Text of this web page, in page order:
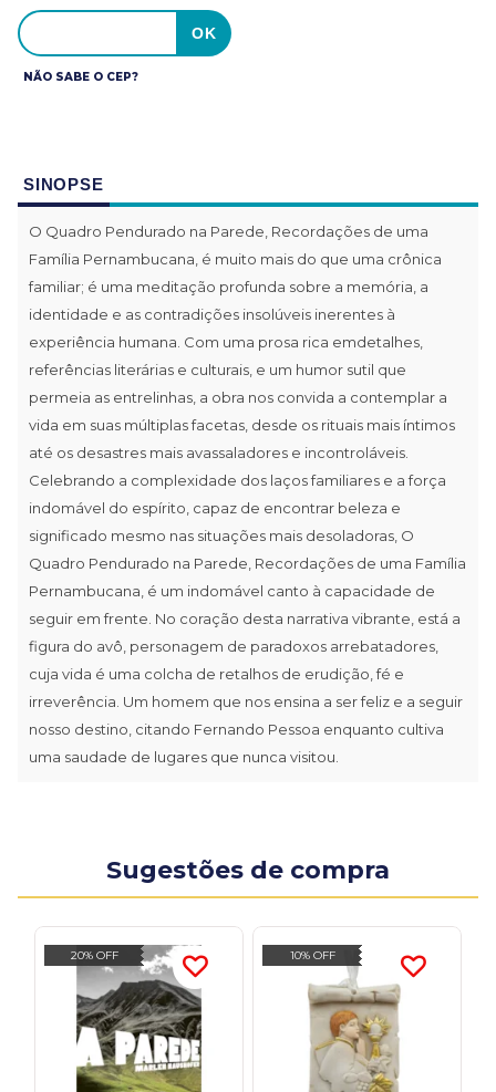
NÃO SABE O CEP?
SINOPSE
O Quadro Pendurado na Parede, Recordações de uma
Família Pernambucana, é muito mais do que uma crônica
familiar; é uma meditação profunda sobre a memória, a
identidade e as contradições insolúveis inerentes à
experiência humana. Com uma prosa rica emdetalhes,
referências literárias e culturais, e um humor sutil que
permeia as entrelinhas, a obra nos convida a contemplar a
vida em suas múltiplas facetas, desde os rituais mais íntimos
até os desastres mais avassaladores e incontroláveis.
Celebrando a complexidade dos laços familiares e a força
indomável do espírito, capaz de encontrar beleza e
significado mesmo nas situações mais desoladoras, O
Quadro Pendurado na Parede, Recordações de uma Família
Pernambucana, é um indomável canto à capacidade de
seguir em frente. No coração desta narrativa vibrante, está a
figura do avô, personagem de paradoxos arrebatadores,
cuja vida é uma colcha de retalhos de erudição, fé e
irreverência. Um homem que nos ensina a ser feliz e a seguir
nosso destino, citando Fernando Pessoa enquanto cultiva
uma saudade de lugares que nunca visitou.
Sugestões de compra
20% OFF 10% OFF